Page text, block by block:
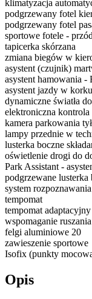
klimatyzacja
podgrzewany fotel
podgrzewany fotel
sportowe fotele - przód
tapicerka skórzana
zmiana biegów w
asystent (czujnik)
asystent hamowania -
asystent jazdy w korku
dynamiczne światła
elektroniczna
kamera parkowania tył
lampy przednie w
lusterka boczne
oświetlenie drogi do
Park Assistant -
podgrzewane lusterka
system
tempomat
tempomat
wspomaganie
felgi aluminiowe 20
zawieszenie sportowe
Isofix (punkty
Opis